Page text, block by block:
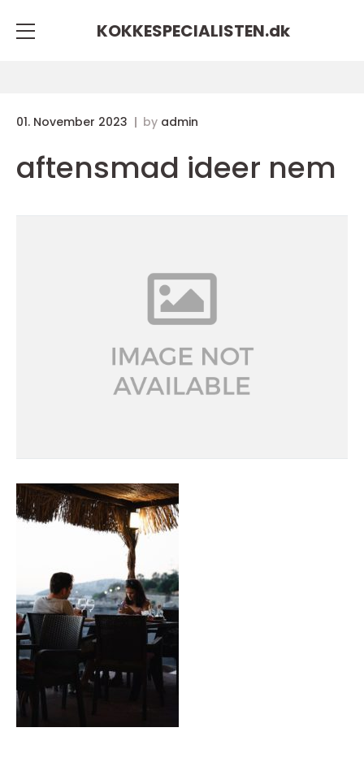
KOKKESPECIALISTEN.dk
01. November 2023 by admin
aftensmad ideer nem